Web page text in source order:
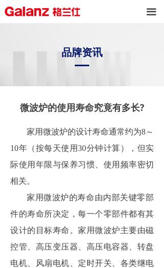
끀
微波炉的使用寿命究竟有多长?
家用微波炉的设计寿命通常约为8～
10年（按每天使用30分钟计算），但实
际使用年限与保养习惯、使用频率密切
相关。
家用微波炉的寿命由内部关键零部
件的寿命所决定，每一个零部件都有其
设计的目标寿命。家用微波炉主要由磁
控管、高压变压器、高压电容器、转盘
电机、风扇电机、定时开关、各类继电
品牌资讯